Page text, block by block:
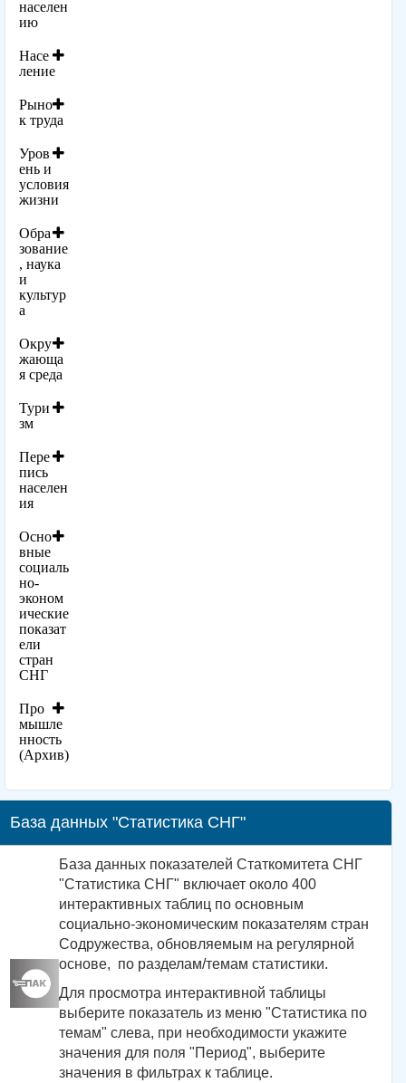
населен
ию
Насе
ление
Рыно
к труда
Уров
ень и
условия
жизни
Обра
зование
, наука
и
культур
а
Окру
жающа
я среда
Тури
зм
Пере
пись
населен
ия
Осно
вные
социаль
но-
эконом
ические
показат
ели
стран
СНГ
Про
мышле
нность
(Архив)
База данных "Статистика СНГ"
База данных показателей Статкомитета СНГ
"Статистика СНГ" включает около 400
интерактивных таблиц по основным
социально-экономическим показателям стран
Содружества, обновляемым на регулярной
основе, по разделам/темам статистики.
Для просмотра интерактивной таблицы
выберите показатель из меню "Статистика по
темам" слева, при необходимости укажите
значения для поля "Период", выберите
значения в фильтрах к таблице.